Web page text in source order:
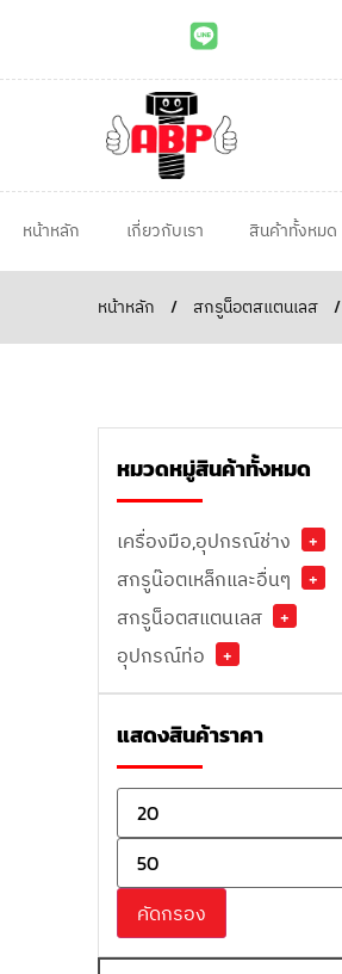
หน้าหลัก เกี่ยวกับเรา สินค้าทั้งหมด
หน้าหลัก / สกรูน็อตสแตนเลส /
หมวดหมู่สินค้าทั้งหมด
เครื่องมือ,อุปกรณ์ช่าง
+
สกรูน๊อตเหล็กและอื่นๆ
+
สกรูน็อตสแตนเลส
+
อุปกรณ์ท่อ
+
แสดงสินค้าราคา
คัดกรอง